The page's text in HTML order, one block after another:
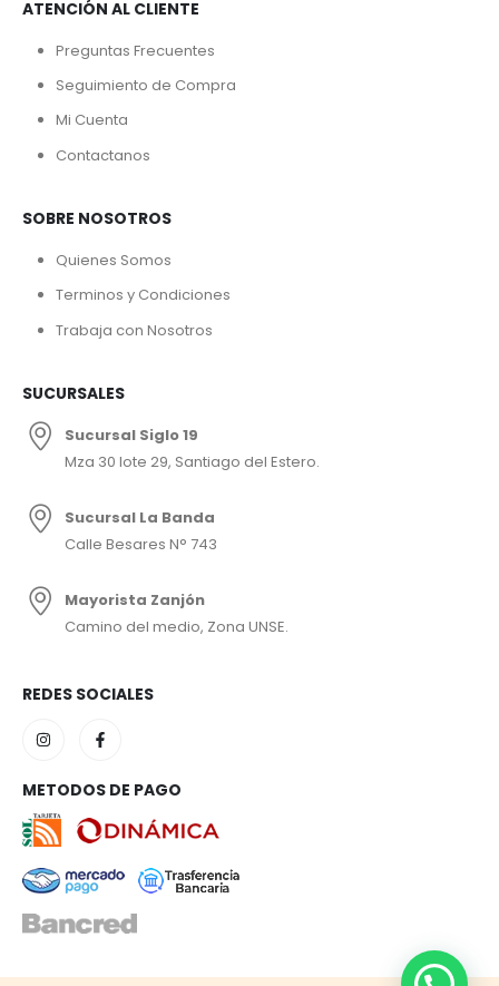
ATENCIÓN AL CLIENTE
Preguntas Frecuentes
Seguimiento de Compra
Mi Cuenta
Contactanos
SOBRE NOSOTROS
Quienes Somos
Terminos y Condiciones
Trabaja con Nosotros
SUCURSALES
Sucursal Siglo 19
Mza 30 lote 29, Santiago del Estero.
Sucursal La Banda
Calle Besares N° 743
Mayorista Zanjón
Camino del medio, Zona UNSE.
REDES SOCIALES
METODOS DE PAGO